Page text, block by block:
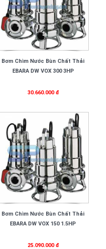
Bơm Chìm Nước Bùn Chất Thải
EBARA DW VOX 300 3HP
30.660.000 đ
Bơm Chìm Nước Bùn Chất Thải
EBARA DW VOX 150 1.5HP
25.090.000 đ